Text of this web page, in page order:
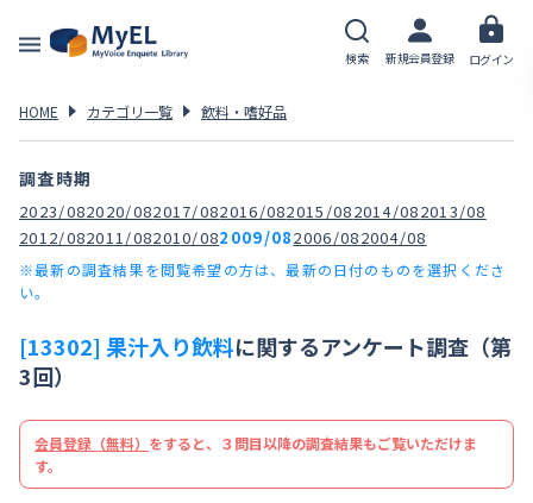
検索 新規会員登録 ログイン
HOME カテゴリ一覧 飲料・嗜好品
調査時期
2023/082020/082017/082016/082015/082014/082013/08
2012/082011/082010/082009/082006/082004/08
※最新の調査結果を閲覧希望の方は、最新の日付のものを選択くださ
い。
[13302] 果汁入り飲料に関するアンケート調査（第
3回）
会員登録（無料） をすると、３問目以降の調査結果もご覧いただけま
す。